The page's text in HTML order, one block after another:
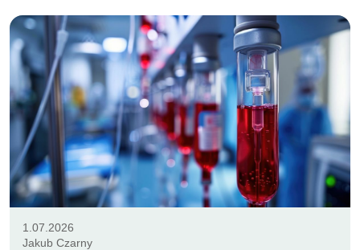
1.07.2026
Jakub Czarny